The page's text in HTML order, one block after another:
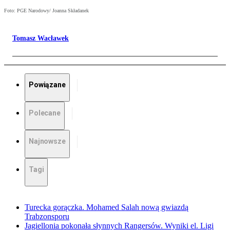
Foto: PGE Narodowy/ Joanna Składanek
Tomasz Wacławek
Powiązane
Polecane
Najnowsze
Tagi
Turecka gorączka. Mohamed Salah nową gwiazdą
Trabzonsporu
Jagiellonia pokonała słynnych Rangersów. Wyniki el. Ligi